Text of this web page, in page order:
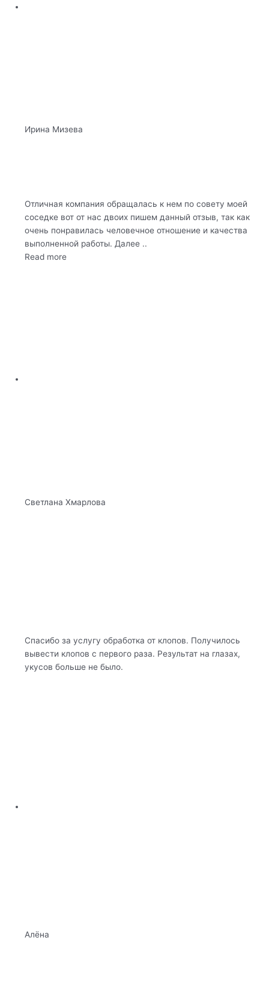
Ирина Мизева
Отличная компания обращалась к нем по совету моей
соседке вот от нас двоих пишем данный отзыв, так как
очень понравилась человечное отношение и качества
выполненной работы. Далее ..
Read more
​Светлана Хмарлова
Спасибо за услугу обработка от клопов. Получилось
вывести клопов с первого раза. Результат на глазах,
укусов больше не было.
Алёна